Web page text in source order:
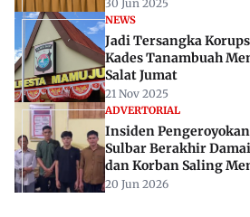
30 Jun 2025
NEWS
Jadi Tersangka
Kades Tanambuah
Salat Jumat
21 Nov 2025
ADVERTORIAL
Insiden
Sulbar Berakhir
dan Korban Saling
20 Jun 2026